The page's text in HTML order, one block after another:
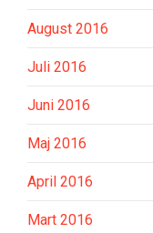
August 2016
Juli 2016
Juni 2016
Maj 2016
April 2016
Mart 2016